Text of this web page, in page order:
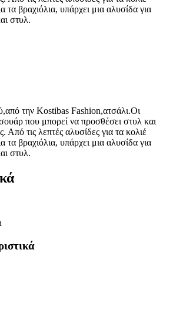
τα βραχιόλια, υπάρχει μια αλυσίδα για
στυλ.
την Kostibas Fashion,ατσάλι.Οι
που μπορεί να προσθέσει στυλ και
τις λεπτές αλυσίδες για τα κολιέ
τα βραχιόλια, υπάρχει μια αλυσίδα για
στυλ.